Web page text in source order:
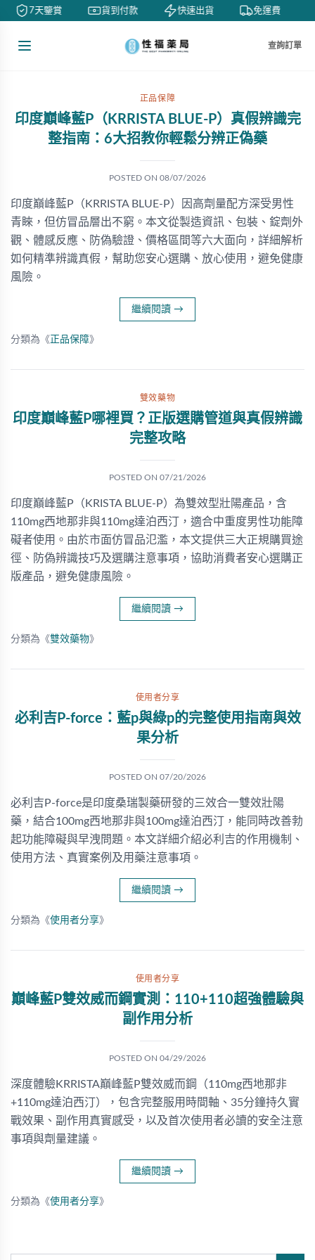
7天鑒賞 貨到付款 快速出貨 免運費
查詢訂單
正品保障
印度巔峰藍P（KRRISTA BLUE-P）真假辨識完
整指南：6大招教你輕鬆分辨正偽藥
POSTED ON 08/07/2026
印度巔峰藍P（KRRISTA BLUE-P）因高劑量配方深受男性
青睞，但仿冒品層出不窮。本文從製造資訊、包裝、錠劑外
觀、體感反應、防偽驗證、價格區間等六大面向，詳細解析
如何精準辨識真假，幫助您安心選購、放心使用，避免健康
風險。
繼續閱讀 →
分類為《 正品保障》
雙效藥物
印度巔峰藍P哪裡買？正版選購管道與真假辨識
完整攻略
POSTED ON 07/21/2026
印度巔峰藍P（KRISTA BLUE-P）為雙效型壯陽產品，含
110mg西地那非與110mg達泊西汀，適合中重度男性功能障
礙者使用。由於市面仿冒品氾濫，本文提供三大正規購買途
徑、防偽辨識技巧及選購注意事項，協助消費者安心選購正
版產品，避免健康風險。
繼續閱讀 →
分類為《雙效藥物》
使用者分享
必利吉P-force：藍p與綠p的完整使用指南與效
果分析
POSTED ON 07/20/2026
必利吉P-force是印度桑瑞製藥研發的三效合一雙效壯陽
藥，結合100mg西地那非與100mg達泊西汀，能同時改善勃
起功能障礙與早洩問題。本文詳細介紹必利吉的作用機制、
使用方法、真實案例及用藥注意事項。
繼續閱讀 →
分類為《使用者分享》
使用者分享
巔峰藍P雙效威而鋼實測：110+110超強體驗與
副作用分析
POSTED ON 04/29/2026
深度體驗KRRISTA巔峰藍P雙效威而鋼（110mg西地那非
+110mg達泊西汀），包含完整服用時間軸、35分鐘持久實
戰效果、副作用真實感受，以及首次使用者必讀的安全注意
事項與劑量建議。
繼續閱讀 →
分類為《使用者分享》